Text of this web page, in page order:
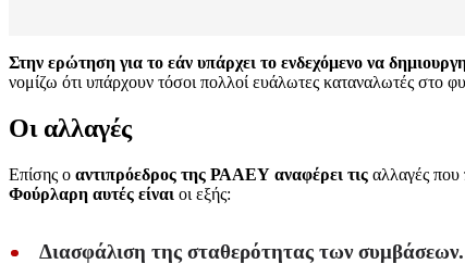
Στην ερώτηση για το εάν υπάρχει το ενδεχόμενο να
νομίζω ότι υπάρχουν τόσοι πολλοί ευάλωτες καταναλωτές στο
Οι αλλαγές
Επίσης ο αντιπρόεδρος της ΡΑΑΕΥ αναφέρει τις αλλαγές που
Φούρλαρη αυτές είναι οι εξής:
Διασφάλιση της σταθερότητας των συμβάσεων.